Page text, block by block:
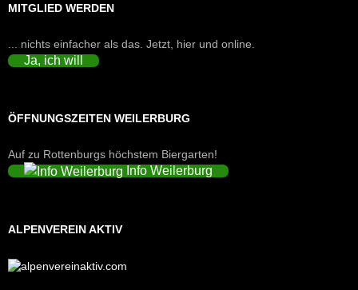
MITGLIED WERDEN
... nichts einfacher als das. Jetzt, hier und online.
Ja, ich will
ÖFFNUNGSZEITEN WEILERBURG
Auf zu Rottenburgs höchstem Biergarten!
Info Weilerburg
ALPENVEREIN AKTIV